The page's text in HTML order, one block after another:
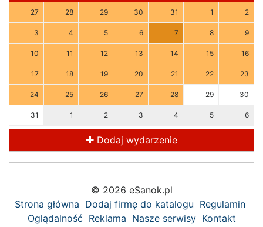
27 28 29 30 31 1 2
3 4 5 6 7 8 9
10 11 12 13 14 15 16
17 18 19 20 21 22 23
24 25 26 27 28 29 30
31 1 2 3 4 5 6
Dodaj wydarzenie
© 2026 eSanok.pl
Strona główna Dodaj firmę do katalogu Regulamin
Oglądalność Reklama Nasze serwisy Kontakt